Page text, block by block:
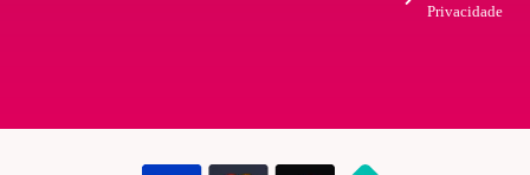
Privacidade